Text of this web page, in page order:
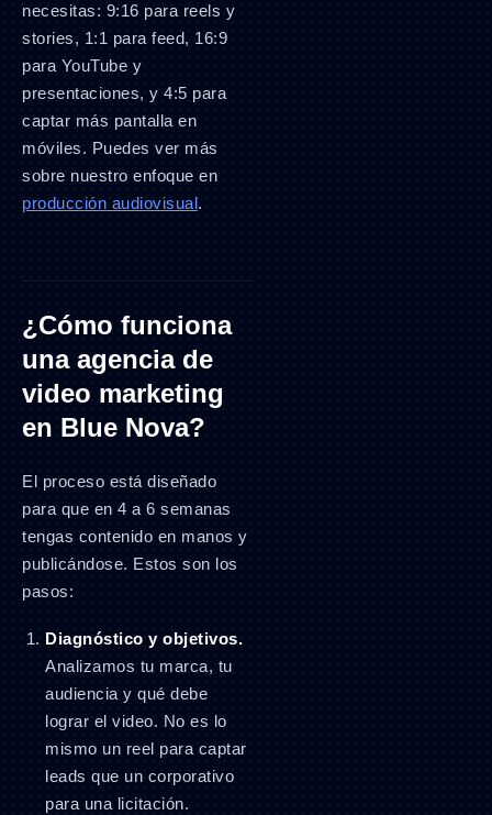
necesitas: 9:16 para reels y
stories, 1:1 para feed, 16:9
para YouTube y
presentaciones, y 4:5 para
captar más pantalla en
móviles. Puedes ver más
sobre nuestro enfoque en
producción audiovisual.
¿Cómo funciona
una agencia de
video marketing
en Blue Nova?
El proceso está diseñado
para que en 4 a 6 semanas
tengas contenido en manos y
publicándose. Estos son los
pasos:
Diagnóstico y objetivos.
Analizamos tu marca, tu
audiencia y qué debe
lograr el video. No es lo
mismo un reel para captar
leads que un corporativo
para una licitación.